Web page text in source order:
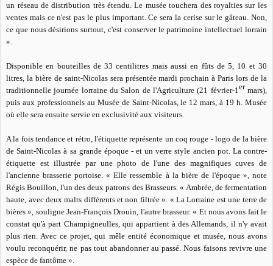
un réseau de distribution très étendu. Le musée touchera des royalties sur les
ventes mais ce n'est pas le plus important. Ce sera la cerise sur le gâteau. Non,
ce que nous désirions surtout, c'est conserver le patrimoine intellectuel lorrain
».
Disponible en bouteilles de 33 centilitres mais aussi en fûts de 5, 10 et 30
litres, la bière de saint-Nicolas sera présentée mardi prochain à Paris lors de la
traditionnelle journée lorraine du Salon de l'Agriculture (21 février-1er mars),
puis aux professionnels au Musée de Saint-Nicolas, le 12 mars, à 19 h. Musée
où elle sera ensuite servie en exclusivité aux visiteurs.
A la fois tendance et rétro, l'étiquette représente un coq rouge - logo de la bière
de Saint-Nicolas à sa grande époque - et un verre style ancien pot. La contre-
étiquette est illustrée par une photo de l'une des magnifiques cuves de
l'ancienne brasserie portoise. «Elle ressemble à la bière de l'époque», note
Régis Bouillon, l'un des deux patrons des Brasseurs. « Ambrée, de fermentation
haute, avec deux malts différents et non filtrée ». « La Lorraine est une terre de
bières », souligne Jean-François Drouin, l'autre brasseur. « Et nous avons fait le
constat qu'à part Champigneulles, qui appartient à des Allemands, il n'y avait
plus rien. Avec ce projet, qui mêle entité économique et musée, nous avons
voulu reconquérir, ne pas tout abandonner au passé. Nous faisons revivre une
espèce de fantôme ».